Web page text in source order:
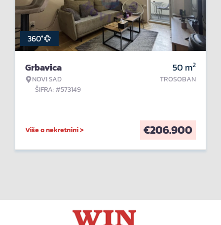
360°
Grbavica
NOVI SAD
ŠIFRA: #573149
50 m2
TROSOBAN
Više o nekretnini > €206.900